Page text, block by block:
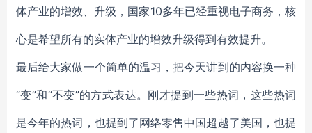
体产业的增效、升级，国家10多年已经重视电子商务，核
心是希望所有的实体产业的增效升级得到有效提升。
最后给大家做一个简单的温习，把今天讲到的内容换一种
“变”和“不变”的方式表达。刚才提到一些热词，这些热词
是今年的热词，也提到了网络零售中国超越了美国，也提